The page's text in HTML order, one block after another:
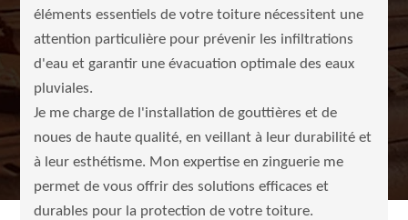
éléments essentiels de votre toiture nécessitent une
attention particulière pour prévenir les infiltrations
d'eau et garantir une évacuation optimale des eaux
pluviales.
Je me charge de l'installation de gouttières et de
noues de haute qualité, en veillant à leur durabilité et
à leur esthétisme. Mon expertise en zinguerie me
permet de vous offrir des solutions efficaces et
durables pour la protection de votre toiture.